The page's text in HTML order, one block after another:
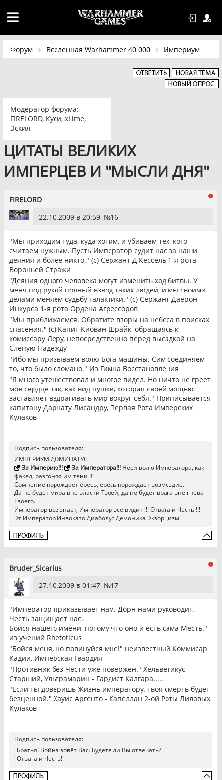
Форум Вселенная Warhammer 40 000 Империум
Модератор форума:
FIRELORD, Куси, xLime,
Эскил
ЦИТАТЫ ВЕЛИКИХ
ИМПЕРЦЕВ И "МЫСЛИ ДНЯ"
FIRELORD
22.10.2009 в 20:59, №16
"Мы приходим туда, куда хотим, и убиваем тех, кого
считаем нужным. Пусть Император судит нас за наши
деяния и более никто." (с) Сержант Д'Кессель 1-я рота
Вороньей Стражи
"Деяния одного человека могут изменить ход битвы. У
меня под рукой полный взвод таких людей, и мы своими
делами меняем судьбу галактики." (с) Сержант Даерон
Инкурса 1-я рота Ордена Агрессоров
"Мы приближаемся. Обратите взоры на небеса в поисках
спасения." (с) Капит Киован Шрайк, обращаясь к
комиссару Леру, непосредственно перед высадкой на
Слепую Надежду
"Ибо мы призываем волю Бога машины. Сим соединяем
то, что было сломано." Из Гимна Восстановления
"Я много утешествовал и многое видел. Но ничто не греет
моё сердце так, как вид пушки, которая своей мощью
заставляет вздрагивать мир вокруг себя." Приписывается
капитану Дарнату Лисандру, Первая Рота Имперских
Кулаков
Подпись пользователя:
ИМПЕРИУМ ДОМИНАТУС
За Империю!!!
За Императора!!!Неси волю Императора, как
факел, разгоняя им тени !!!
Сомнение порождает ересь, ересь порождает возмездие.
Да не будет мира вне власти Твоей, да не будет врага вне гнева
Твоего.
Император всё знает, Император всё видит !!! Отвага и Честь !!!
Эт Император Инвокато Диаболус Демоника Экзорцизм!
Bruder_Sicarius
27.10.2009 в 01:47, №17
"Император приказывает нам. Дорн нами руководит.
Честь защищает нас.
Бойся нашего имени, потому что оно и есть сама Месть."
из учений Rhetoticus
"Бойся меня, но повинуйся мне!" неизвестный Коммисар
Кадии, Имперская Гвардия
"Противник без Чести уже повержен." Хельветикус
Старший, Ультрамарин - Гардист Калгара.....
"Если ты доверишь Жизнь императору. твоя смерть будет
безценной." Хауис Аргенто - Капеллан 2-ой Роты Лиловых
Кулаков
Подпись пользователя:
"Братья! Война зовёт Вас. Будете ли Вы отвечать?"
"Отвага и Честь!"